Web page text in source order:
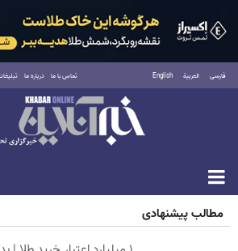
فارسی العربية English تماس با ما درباره ما
شنبه ۱۷ مرداد ۱۴۰۵
مطالب پیشنهادی